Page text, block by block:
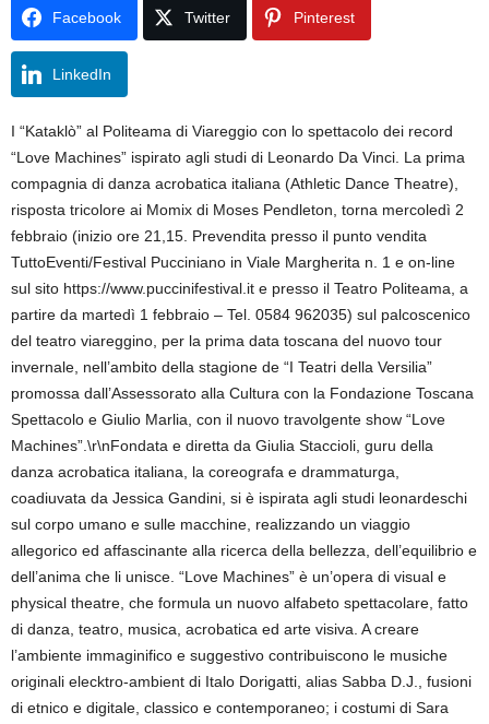
Facebook Twitter Pinterest
LinkedIn
I “Kataklò” al Politeama di Viareggio con lo spettacolo dei record
“Love Machines” ispirato agli studi di Leonardo Da Vinci. La prima
compagnia di danza acrobatica italiana (Athletic Dance Theatre),
risposta tricolore ai Momix di Moses Pendleton, torna mercoledì 2
febbraio (inizio ore 21,15. Prevendita presso il punto vendita
TuttoEventi/Festival Pucciniano in Viale Margherita n. 1 e on-line
sul sito https://www.puccinifestival.it e presso il Teatro Politeama, a
partire da martedì 1 febbraio – Tel. 0584 962035) sul palcoscenico
del teatro viareggino, per la prima data toscana del nuovo tour
invernale, nell’ambito della stagione de “I Teatri della Versilia”
promossa dall’Assessorato alla Cultura con la Fondazione Toscana
Spettacolo e Giulio Marlia, con il nuovo travolgente show “Love
Machines”.\r\nFondata e diretta da Giulia Staccioli, guru della
danza acrobatica italiana, la coreografa e drammaturga,
coadiuvata da Jessica Gandini, si è ispirata agli studi leonardeschi
sul corpo umano e sulle macchine, realizzando un viaggio
allegorico ed affascinante alla ricerca della bellezza, dell’equilibrio e
dell’anima che li unisce. “Love Machines” è un’opera di visual e
physical theatre, che formula un nuovo alfabeto spettacolare, fatto
di danza, teatro, musica, acrobatica ed arte visiva. A creare
l’ambiente immaginifico e suggestivo contribuiscono le musiche
originali elecktro-ambient di Italo Dorigatti, alias Sabba D.J., fusioni
di etnico e digitale, classico e contemporaneo; i costumi di Sara